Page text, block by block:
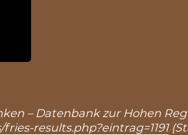
– Datenbank zur Hohen
results.php?eintrag=1191